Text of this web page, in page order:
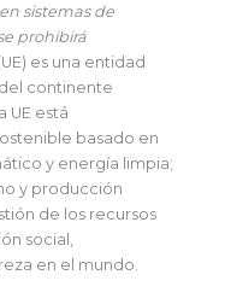
sistemas de
prohibirá
es una entidad
continente
UE está
basado en
y energía limpia;
y producción
de los recursos
social,
en el mundo.